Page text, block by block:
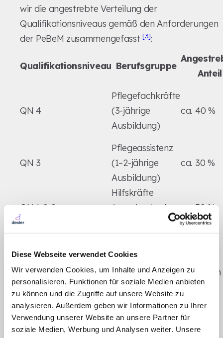
Diese Webseite verwendet Cookies
Wir verwenden Cookies, um Inhalte und Anzeigen zu
personalisieren, Funktionen für soziale Medien anbieten
zu können und die Zugriffe auf unsere Website zu
analysieren. Außerdem geben wir Informationen zu Ihrer
Verwendung unserer Website an unsere Partner für
soziale Medien, Werbung und Analysen weiter. Unsere
wir die angestrebte Verteilung der
Qualifikationsniveaus gemäß den Anforderungen
der PeBeM zusammengefasst[3]:
Qualifikationsniveau Berufsgruppe
Anteil
QN 4
Pflegefachkräfte
(3-jährige
Ausbildung)
ca. 40 %
QN 3
Pflegeassistenz
(1–2-jährige
Ausbildung)
ca. 30 %
QN 1 & 2
Hilfskräfte
(ungelernt oder ca. 30 %
dienen alsOrientierungshilfe
Personalbedarf hängt immer von der spezifischen
Bewohnerstruktur ab. Daher ist eine regelmäßige
Soll-/Ist-Analyse unerlässlich[3].
Wie KI-gestützte